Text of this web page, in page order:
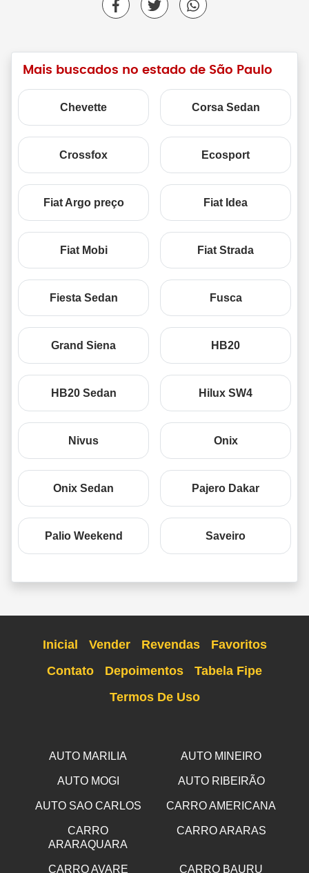
Mais buscados no estado de São Paulo
Chevette Corsa Sedan
Crossfox Ecosport
Fiat Argo preço Fiat Idea
Fiat Mobi Fiat Strada
Fiesta Sedan Fusca
Grand Siena HB20
HB20 Sedan Hilux SW4
Nivus Onix
Onix Sedan Pajero Dakar
Palio Weekend Saveiro
Inicial Vender Revendas
Favoritos
Contato
Depoimentos
Tabela Fipe
Termos De Uso
AUTO MARILIA AUTO MINEIRO
AUTO MOGI AUTO RIBEIRÃO
AUTO SAO CARLOS CARRO AMERICANA
CARRO
ARARAQUARA
CARRO ARARAS
CARRO AVARE CARRO BAURU